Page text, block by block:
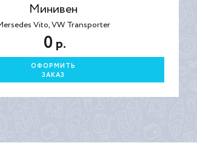
Минивен
Vito, VW Transporter
0 р.
ОФОРМИТЬ
ЗАКАЗ